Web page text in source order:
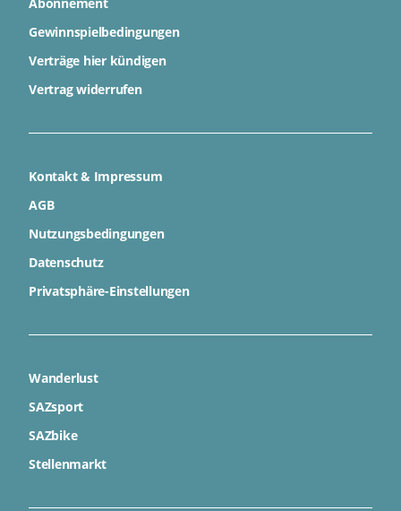
Gewinnspielbedingungen
Verträge hier kündigen
Vertrag widerrufen
Kontakt & Impressum
AGB
Nutzungsbedingungen
Datenschutz
Privatsphäre-Einstellungen
Wanderlust
SAZsport
SAZbike
Stellenmarkt